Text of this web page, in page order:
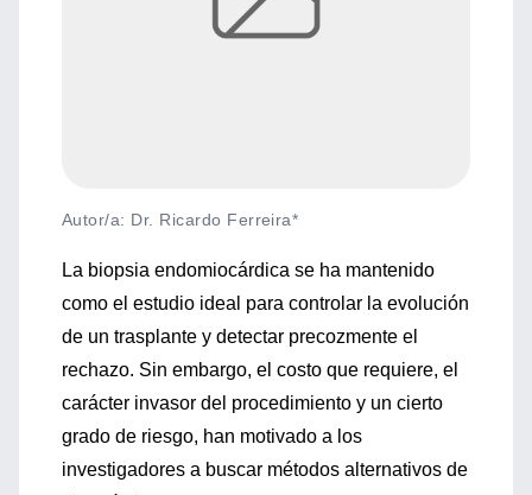
Autor/a: Dr. Ricardo Ferreira*
La biopsia endomiocárdica se ha mantenido
como el estudio ideal para controlar la evolución
de un trasplante y detectar precozmente el
rechazo. Sin embargo, el costo que requiere, el
carácter invasor del procedimiento y un cierto
grado de riesgo, han motivado a los
investigadores a buscar métodos alternativos de